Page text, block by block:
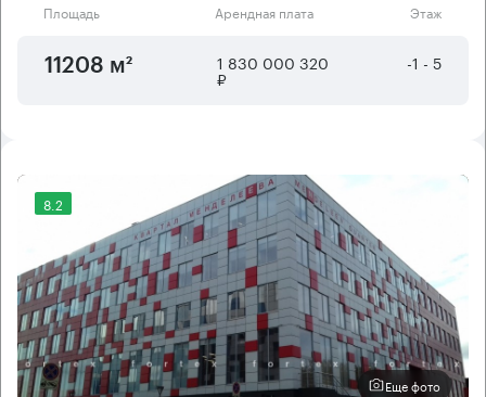
Площадь Арендная плата Этаж
11208 м² 1 830 000 320
₽
-1 - 5
8.2
Еще фото